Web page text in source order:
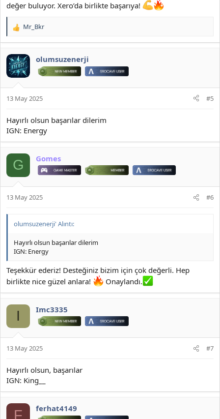
değer buluyor. Xero’da birlikte başarıya!
T
k
i
l
:
Mr_Bkr
olumsuzenerji
13 May 2025 #5
Hayırlı olsun başarılar dilerim
IGN: Energy
G Gomes
13 May 2025 #6
olumsuzenerji' Alıntı:
Hayırlı olsun başarılar dilerim
IGN: Energy
Teşekkür ederiz! Desteğiniz bizim için çok değerli. Hep
birlikte nice güzel anlara!
Onaylandı.
I Imc3335
13 May 2025 #7
Hayırlı olsun, başarılar
IGN: King__
F ferhat4149